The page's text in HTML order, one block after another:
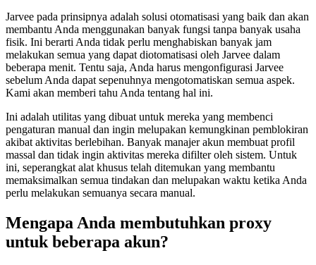
Jarvee pada prinsipnya adalah solusi otomatisasi yang baik dan akan
membantu Anda menggunakan banyak fungsi tanpa banyak usaha
fisik. Ini berarti Anda tidak perlu menghabiskan banyak jam
melakukan semua yang dapat diotomatisasi oleh Jarvee dalam
beberapa menit. Tentu saja, Anda harus mengonfigurasi Jarvee
sebelum Anda dapat sepenuhnya mengotomatiskan semua aspek.
Kami akan memberi tahu Anda tentang hal ini.
Ini adalah utilitas yang dibuat untuk mereka yang membenci
pengaturan manual dan ingin melupakan kemungkinan pemblokiran
akibat aktivitas berlebihan. Banyak manajer akun membuat profil
massal dan tidak ingin aktivitas mereka difilter oleh sistem. Untuk
ini, seperangkat alat khusus telah ditemukan yang membantu
memaksimalkan semua tindakan dan melupakan waktu ketika Anda
perlu melakukan semuanya secara manual.
Mengapa Anda membutuhkan proxy
untuk beberapa akun?